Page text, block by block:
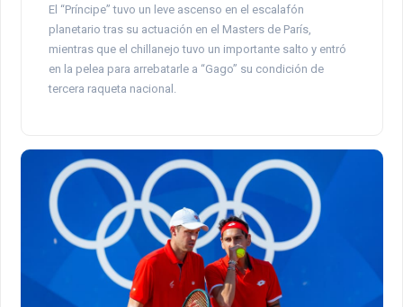
El “Príncipe” tuvo un leve ascenso en el escalafón
planetario tras su actuación en el Masters de París,
mientras que el chillanejo tuvo un importante salto y entró
en la pelea para arrebatarle a “Gago” su condición de
tercera raqueta nacional.